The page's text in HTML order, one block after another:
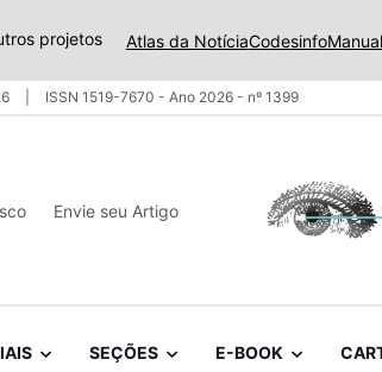
projetos Atlas da NotíciaCodesinfo
ISSN 1519-7670 - Ano 2026 - nº 1399
Envie seu Artigo
SEÇÕES E-BOOK